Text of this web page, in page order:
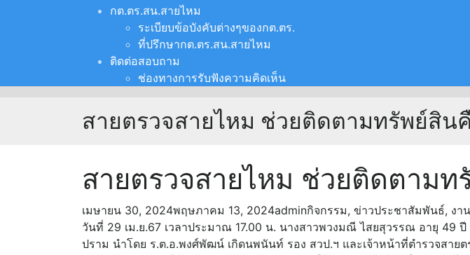
กต.ตร.สน.สายไหม
ระเบียบข้อบังคับต่างๆของกต.ตร.
ที่ปรึกษากต.ตร.สน.สายไหม
ติดต่อสอบถาม
ช่องทางการรับฟังความคิดเห็น
สายตรวจสายไหม ช่วยติดตามทรัพย์สิน
สายตรวจสายไหม ช่วยติดตามท
เมษายน 30, 2024พฤษภาคม 13, 2024adminกิจกรรม, ข่าวประชาสัมพันธ์, งา
วันที่ 29 เม.ย.67 เวลาประมาณ 17.00 น. นางสาวพวงมณี ไสยสุวรรณ อายุ 49
ปราม นำโดย ร.ต.อ.พงศ์พัฒน์ เกิดนพนันท์ รอง สวป.ฯ และเจ้าหน้าที่ตำรวจสา